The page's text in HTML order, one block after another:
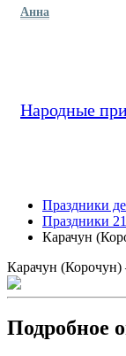
Анна
Народные
Праздники
Праздники
Карачун
Карачун (Корочун)
Подробное